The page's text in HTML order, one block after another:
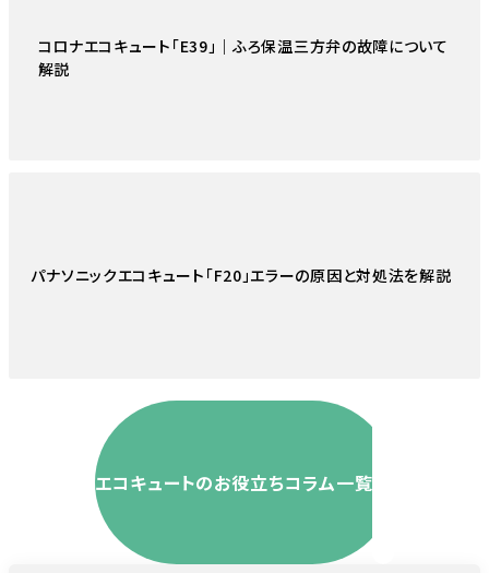
コロナエコキュート「E39」｜ふろ保温三方弁の故障について
解説
パナソニックエコキュート「F20」エラーの原因と対処法を解説
エコキュートのお役立ちコラム一覧